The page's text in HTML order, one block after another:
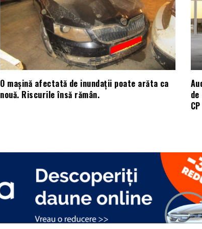
O mașină afectată de inundații poate arăta ca
nouă. Riscurile însă rămân.